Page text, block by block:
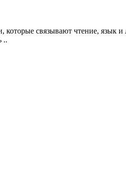
связывают чтение, язык
..